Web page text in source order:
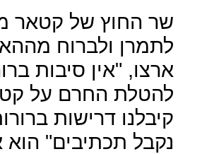
שר החוץ של קטאר
לתמרן ולברוח
ארצו, "אין סיבות
להטלת החרם על
קיבלנו דרישות
נקבל תכתיבים" הוא